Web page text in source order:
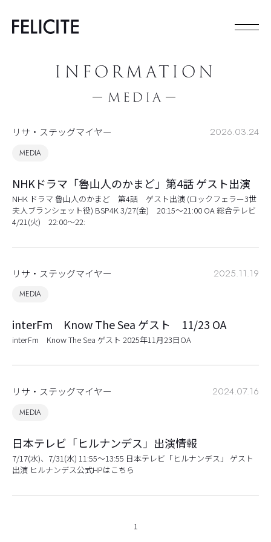
INFORMATION
MEDIA
リサ・ステッグマイヤー 2026.03.24
MEDIA
NHKドラマ「魯山人のかまど」第4話 ゲスト出演
NHK ドラマ 魯山人のかまど 第4話 ゲスト出演 (ロックフェラー3世
夫人ブランシェット役) BSP4K 3/27(金) 20:15〜21:00 OA 総合テレビ
4/21(火) 22:00〜22:
リサ・ステッグマイヤー 2025.11.19
MEDIA
interFm Know The Sea ゲスト 11/23 OA
interFm Know The Sea ゲスト 2025年11月23日OA
リサ・ステッグマイヤー 2024.07.16
MEDIA
日本テレビ「ヒルナンデス」出演情報
7/17(水)、7/31(水) 11:55〜13:55 日本テレビ「ヒルナンデス」 ゲスト
出演 ヒルナンデス公式HPはこちら
1